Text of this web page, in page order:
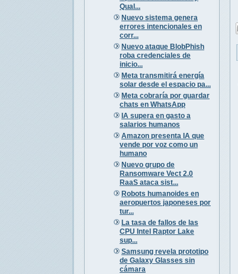
Qual...
Nuevo sistema genera
errores intencionales en
corr...
Nuevo ataque BlobPhish
roba credenciales de
inicio...
Meta transmitirá energía
solar desde el espacio pa...
Meta cobraría por guardar
chats en WhatsApp
IA supera en gasto a
salarios humanos
Amazon presenta IA que
vende por voz como un
humano
Nuevo grupo de
Ransomware Vect 2.0
RaaS ataca sist...
Robots humanoides en
aeropuertos japoneses por
tur...
La tasa de fallos de las
CPU Intel Raptor Lake
sup...
Samsung revela prototipo
de Galaxy Glasses sin
cámara